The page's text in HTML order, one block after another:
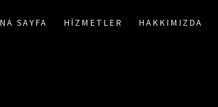
SAYFA HIZMETLER HAKKIMIZDA